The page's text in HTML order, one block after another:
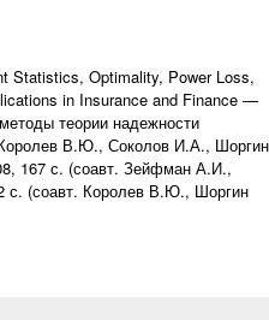
Statistics, Optimality, Power Loss,
in Insurance and Finance —
теории надежности
В.Ю., Соколов И.А., Шоргин
167 с. (соавт. Зейфман А.И.,
с. (соавт. Королев В.Ю., Шоргин